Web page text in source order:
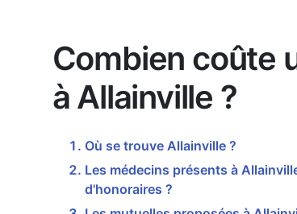
Combien coûte
à Allainville ?
Où se trouve Allainville ?
Les médecins présents à
d'honoraires ?